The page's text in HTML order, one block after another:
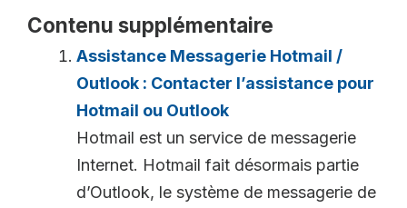
Contenu supplémentaire
Assistance Messagerie Hotmail /
Outlook : Contacter l’assistance pour
Hotmail ou Outlook
Hotmail est un service de messagerie
Internet. Hotmail fait désormais partie
d’Outlook, le système de messagerie de